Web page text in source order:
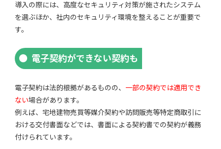
導入の際には、高度なセキュリティ対策が施されたシステム
を選ぶほか、社内のセキュリティ環境を整えることが重要で
す。
電子契約ができない契約も
電子契約は法的根拠があるものの、 一部の契約では適用でき
ない場合があります。
例えば、宅地建物売買等媒介契約や訪問販売等特定商取引に
おける交付書面などでは、書面による契約書での契約が義務
付けられています。